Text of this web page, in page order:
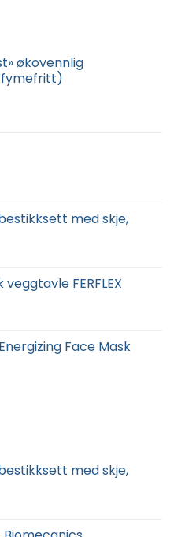
økovennlig
med skje,
FERFLEX
Face Mask
med skje,